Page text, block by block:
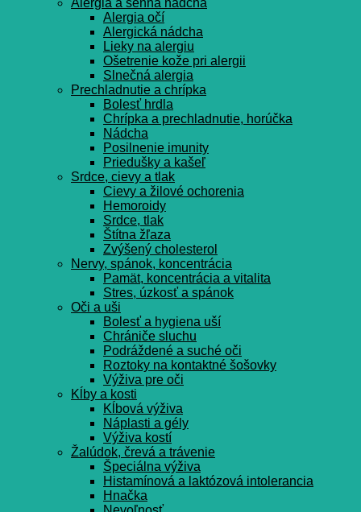
Alergia a senná nádcha
Alergia očí
Alergická nádcha
Lieky na alergiu
Ošetrenie kože pri alergii
Slnečná alergia
Prechladnutie a chrípka
Bolesť hrdla
Chrípka a prechladnutie, horúčka
Nádcha
Posilnenie imunity
Priedušky a kašeľ
Srdce, cievy a tlak
Cievy a žilové ochorenia
Hemoroidy
Srdce, tlak
Štítna žľaza
Zvýšený cholesterol
Nervy, spánok, koncentrácia
Pamät, koncentrácia a vitalita
Stres, úzkosť a spánok
Oči a uši
Bolesť a hygiena uší
Chrániče sluchu
Podráždené a suché oči
Roztoky na kontaktné šošovky
Výživa pre oči
Kĺby a kosti
Kĺbová výživa
Náplasti a gély
Výživa kostí
Žalúdok, črevá a trávenie
Špeciálna výživa
Histamínová a laktózová intolerancia
Hnačka